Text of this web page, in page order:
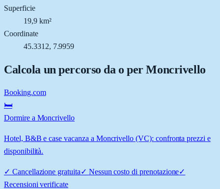
Superficie
19,9 km²
Coordinate
45.3312, 7.9959
Calcola un percorso da o perMoncrivello
Booking.com
🛏️
Dormire a Moncrivello
Hotel, B&B e case vacanza a Moncrivello (VC): confronta prezzi e
disponibilità.
✓ Cancellazione gratuita✓ Nessun costo di prenotazione✓
Recensioni verificate